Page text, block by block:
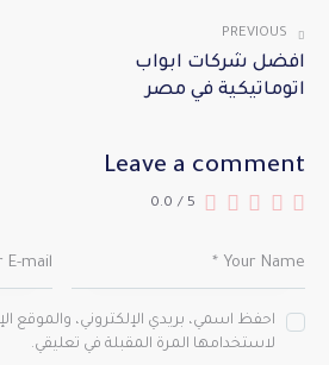
PREVIOUS
افضل شركات ابواب
اتوماتيكية في مصر
Leave a comment
0.0 / 5
احفظ اسمي، بريدي الإلكتروني، والموقع
لاستخدامها المرة المقبلة في تعليقي.